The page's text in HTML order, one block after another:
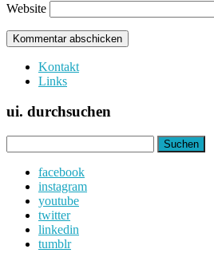
Website
Kontakt
Links
ui. durchsuchen
nach:
facebook
instagram
youtube
twitter
linkedin
tumblr